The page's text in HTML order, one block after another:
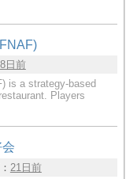
8日前
is a strategy-based
Players
21日前